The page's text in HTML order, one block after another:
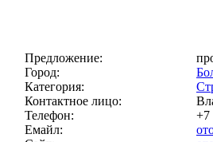
Предложение:
Город:
Категория:
Контактное лицо:
Телефон:
+7
Емайл: